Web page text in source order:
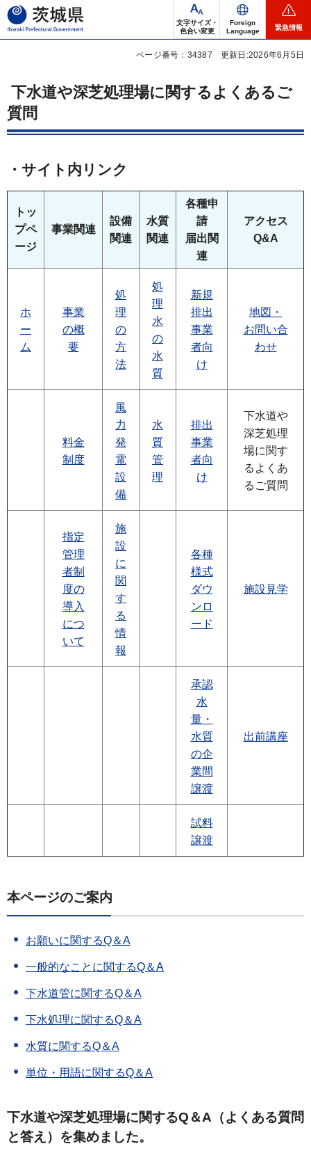
茨城県
文字サイズ・
色合い変更
Foreign
Language
緊急情報
ページ番号：34387 更新日:2026年6月5日
下水道や深芝処理場に関するよくあるご
質問
・サイト内リンク
トッ
プペ
ージ
事業関連
設備
関連
水質
関連
各種申
請
届出関
連
アクセス
Q&A
ホ
ー
ム
事業
の概
要
処
理
の
方
法
処
理
水
の
水
質
新規
排出
事業
者向
け
地図・
お問い合
わせ
料金
制度
風
力
発
電
設
備
水
質
管
理
排出
事業
者向
け
下水道や
深芝処理
場に関す
るよくあ
るご質問
指定
管理
者制
度の
導入
につ
いて
施
設
に
関
す
る
情
報
各種
様式
ダウ
ンロ
ード
施設見学
承認
水
量・
水質
の企
業間
譲渡
出前講座
試料
譲渡
本ページのご案内
お願いに関するQ＆A
一般的なことに関するQ＆A
下水道管に関するQ＆A
下水処理に関するQ＆A
水質に関するQ＆A
単位・用語に関するQ＆A
下水道や深芝処理場に関するQ＆A（よくある質問
と答え）を集めました。